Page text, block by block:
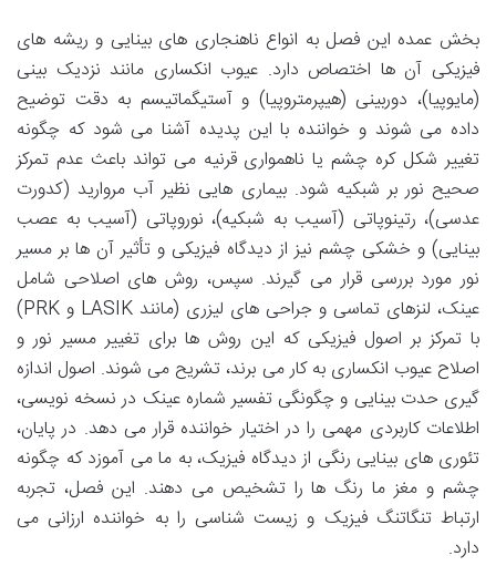
بخش عمده این فصل به انواع ناهنجاری های بینایی و ریشه های
فیزیکی آن ها اختصاص دارد. عیوب انکساری مانند نزدیک بینی
(مایوپیا)، دوربینی (هیپرمتروپیا) و آستیگماتیسم به دقت توضیح
داده می شوند و خواننده با این پدیده آشنا می شود که چگونه
تغییر شکل کره چشم یا ناهمواری قرنیه می تواند باعث عدم تمرکز
صحیح نور بر شبکیه شود. بیماری هایی نظیر آب مروارید (کدورت
عدسی)، رتینوپاتی (آسیب به شبکیه)، نوروپاتی (آسیب به عصب
بینایی) و خشکی چشم نیز از دیدگاه فیزیکی و تأثیر آن ها بر مسیر
نور مورد بررسی قرار می گیرند. سپس، روش های اصلاحی شامل
عینک، لنزهای تماسی و جراحی های لیزری (مانند LASIK و PRK)
با تمرکز بر اصول فیزیکی که این روش ها برای تغییر مسیر نور و
اصلاح عیوب انکساری به کار می برند، تشریح می شوند. اصول اندازه
گیری حدت بینایی و چگونگی تفسیر شماره عینک در نسخه نویسی،
اطلاعات کاربردی مهمی را در اختیار خواننده قرار می دهد. در پایان،
تئوری های بینایی رنگی از دیدگاه فیزیک، به ما می آموزد که چگونه
چشم و مغز ما رنگ ها را تشخیص می دهند. این فصل، تجربه
ارتباط تنگاتنگ فیزیک و زیست شناسی را به خواننده ارزانی می
دارد.